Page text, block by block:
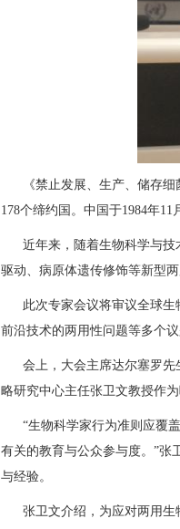
《禁止发展、生产、储存细
178个缔约国。中国于1984年
近年来，随着生物科学与技
驱动、病原体遗传修饰等新型
此次专家会议将审议全球生
前沿技术的两用性问题等多个
会上，大会主席达尔塞罗先
略研究中心主任张卫文教授作
“生物科学家行为准则应覆盖
有关的教育与公众参与度。”张
与经验。
张卫文介绍，为应对两用生